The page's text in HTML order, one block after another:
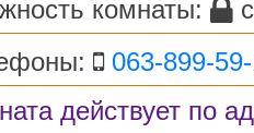
комнаты:
063-899-
действует по